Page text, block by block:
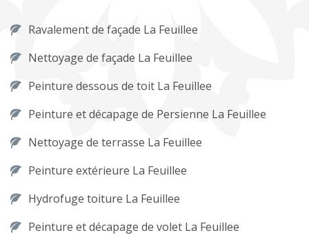
Ravalement de façade La Feuillee
Nettoyage de façade La Feuillee
Peinture dessous de toit La Feuillee
Peinture et décapage de Persienne La Feuillee
Nettoyage de terrasse La Feuillee
Peinture extérieure La Feuillee
Hydrofuge toiture La Feuillee
Peinture et décapage de volet La Feuillee